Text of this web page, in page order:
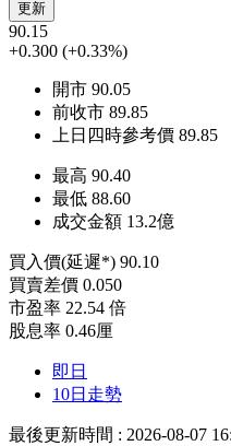
更新
90.15
+0.300 (+0.33%)
開市 90.05
前收市 89.85
上日四時參考價 89.85
最高 90.40
最低 88.60
成交金額 13.2億
買入價(延遲*) 90.10
買賣差價 0.050
市盈率 22.54 倍
股息率 0.46厘
即日
10日走勢
最後更新時間 : 2026-08-07